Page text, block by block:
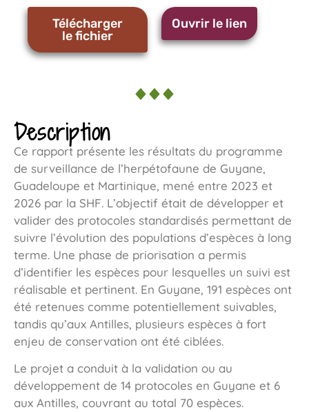
Ouvrir le lien
Télécharger
le fichier
Description
Ce rapport présente les résultats du programme
de surveillance de l’herpétofaune de Guyane,
Guadeloupe et Martinique, mené entre 2023 et
2026 par la SHF. L’objectif était de développer et
valider des protocoles standardisés permettant de
suivre l’évolution des populations d’espèces à long
terme. Une phase de priorisation a permis
d’identifier les espèces pour lesquelles un suivi est
réalisable et pertinent. En Guyane, 191 espèces ont
été retenues comme potentiellement suivables,
tandis qu’aux Antilles, plusieurs espèces à fort
enjeu de conservation ont été ciblées.
Le projet a conduit à la validation ou au
développement de 14 protocoles en Guyane et 6
aux Antilles, couvrant au total 70 espèces.